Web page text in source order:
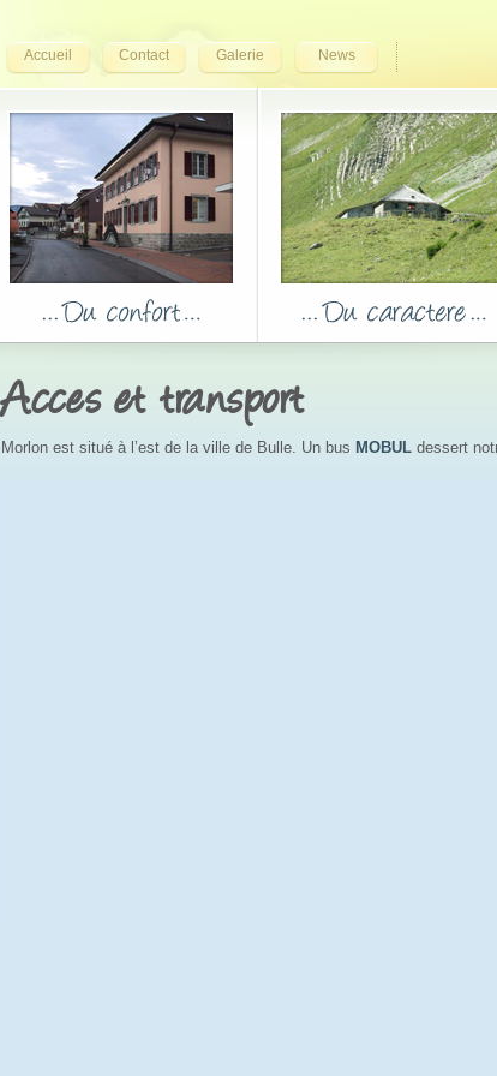
Accueil Contact Galerie News
Acces et transport
Morlon est situé à l’est de la ville de Bulle. Un bus MOBUL dessert